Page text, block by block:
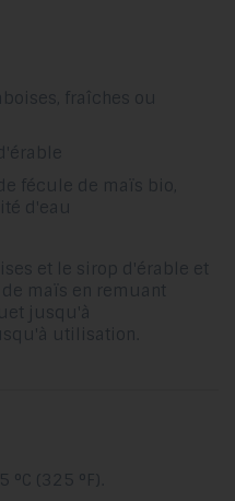
fraîches ou
fécule de maïs bio,
d'eau
et le sirop d'érable et
maïs en remuant
jusqu'à
utilisation.
(325 °F).